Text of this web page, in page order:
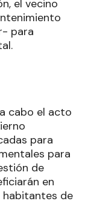
el vecino
para
cabo el acto
para
para
de
en
de